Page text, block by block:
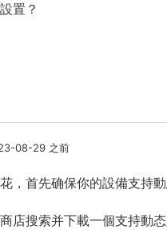
置？
08-29 之前
，首先确保你的設備支持動
店搜索并下載一個支持動态